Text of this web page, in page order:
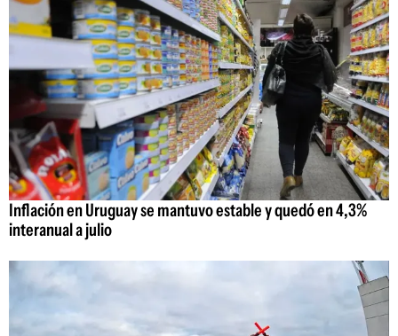
Inflación en Uruguay se mantuvo estable y quedó en 4,3%
interanual a julio